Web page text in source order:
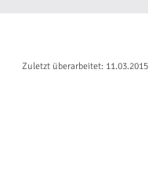
Zuletzt überarbeitet: 11.03.2015